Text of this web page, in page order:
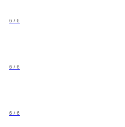
6 / 6
6 / 6
6 / 6